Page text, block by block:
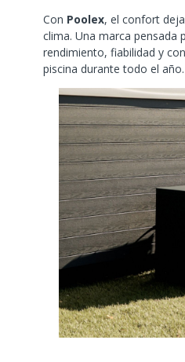
Con Poolex, el confort
clima. Una marca pensada
rendimiento, fiabilidad y
piscina durante todo el año.